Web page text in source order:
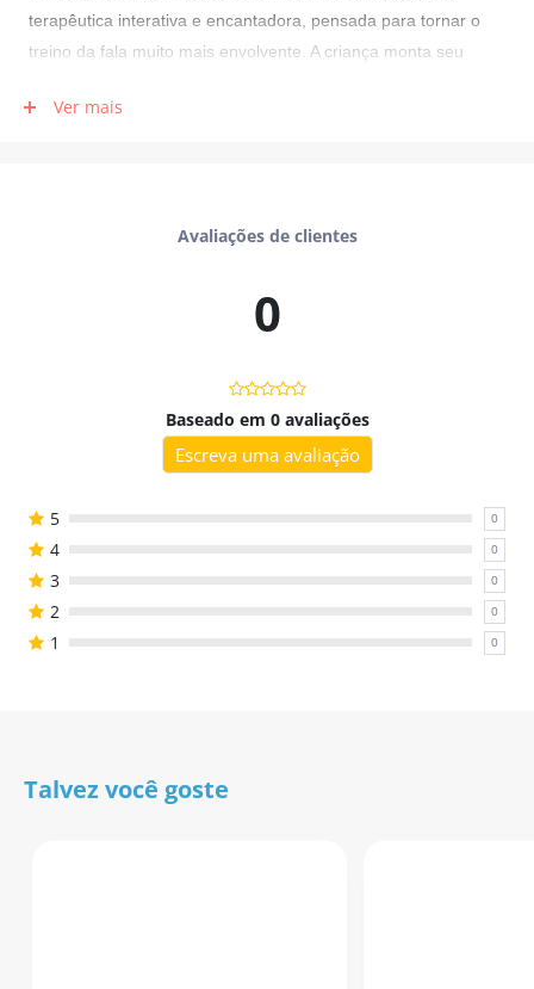
terapêutica interativa e encantadora, pensada para tornar o
treino da fala muito mais envolvente. A criança monta seu
som /r/ — como jacaré, canguru, pantera, pirulito e submarino
casa ou no consultório, e até usado com papel fotográfico ou
recurso criativo, afetivo e eficaz para fonoaudiólogos,
- Álbum completo com 12 páginas (formato A5 dobrado);
- 26 figurinhas com palavras que contêm o fonema /r/;
- Instruções de montagem com dicas de impressão.
- Gera vínculo afetivo com a atividade (colecionável!);
Ver mais
Avaliações de clientes
0
Baseado em 0 avaliações
Escreva uma avaliação
5 0
4 0
3 0
2 0
1 0
Talvez você goste